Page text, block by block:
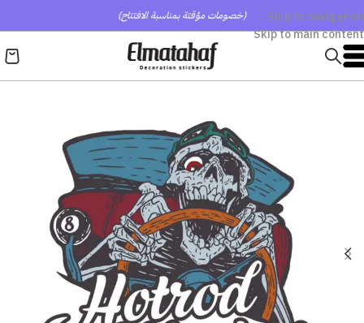
Skip to navigation
Skip to main content
(خصومات مؤقتة بمناسبة الافتتاح)